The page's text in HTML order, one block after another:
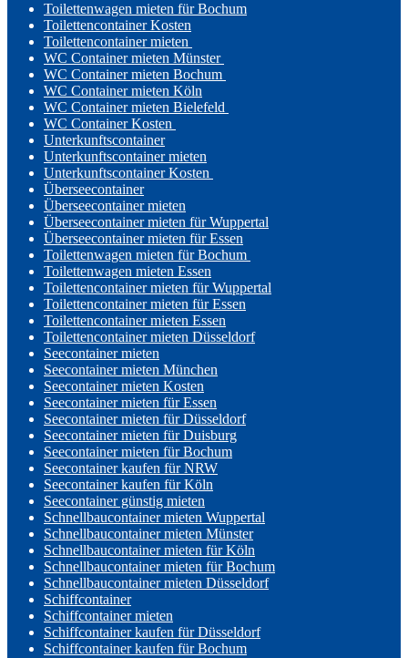
Toilettenwagen mieten für Bochum
Toilettencontainer Kosten
Toilettencontainer mieten
WC Container mieten Münster
WC Container mieten Bochum
WC Container mieten Köln
WC Container mieten Bielefeld
WC Container Kosten
Unterkunftscontainer
Unterkunftscontainer mieten
Unterkunftscontainer Kosten
Überseecontainer
Überseecontainer mieten
Überseecontainer mieten für Wuppertal
Überseecontainer mieten für Essen
Toilettenwagen mieten für Bochum
Toilettenwagen mieten Essen
Toilettencontainer mieten für Wuppertal
Toilettencontainer mieten für Essen
Toilettencontainer mieten Essen
Toilettencontainer mieten Düsseldorf
Seecontainer mieten
Seecontainer mieten München
Seecontainer mieten Kosten
Seecontainer mieten für Essen
Seecontainer mieten für Düsseldorf
Seecontainer mieten für Duisburg
Seecontainer mieten für Bochum
Seecontainer kaufen für NRW
Seecontainer kaufen für Köln
Seecontainer günstig mieten
Schnellbaucontainer mieten Wuppertal
Schnellbaucontainer mieten Münster
Schnellbaucontainer mieten für Köln
Schnellbaucontainer mieten für Bochum
Schnellbaucontainer mieten Düsseldorf
Schiffcontainer
Schiffcontainer mieten
Schiffcontainer kaufen für Düsseldorf
Schiffcontainer kaufen für Bochum